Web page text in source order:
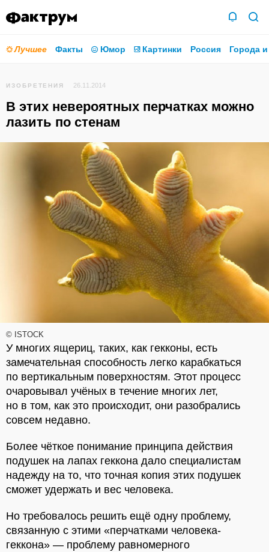
Лучшее Факты Юмор Картинки Россия Города
ИЗОБРЕТЕНИЯ 26.11.2014
В этих невероятных перчатках можно
лазить по стенам
© ISTOCK
У многих ящериц, таких, как гекконы, есть
замечательная способность легко карабкаться
по вертикальным поверхностям. Этот процесс
очаровывал учёных в течение многих лет,
но в том, как это происходит, они разобрались
совсем недавно.
Более чёткое понимание принципа действия
подушек на лапах геккона дало специалистам
надежду на то, что точная копия этих подушек
сможет удержать и вес человека.
Но требовалось решить ещё одну проблему,
связанную с этими «перчатками человека-
геккона» — проблему равномерного